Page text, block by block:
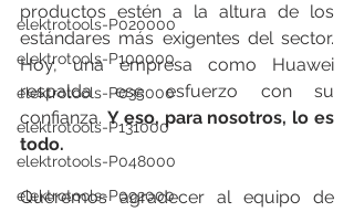
elektrotools-P020000
elektrotools-P100000
elektrotools-P035000
elektrotools-P131000
elektrotools-P048000
elektrotools-P092000
productos estén a la altura de los
estándares más exigentes del sector.
Hoy, una empresa como Huawei
respalda ese esfuerzo con su
confianza. Y eso, para nosotros, lo es
todo.
Queremos agradecer al equipo de